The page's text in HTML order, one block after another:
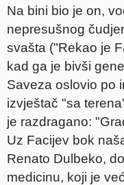
Na bini bio je on,
nepresušnog
svašta ("Rekao je
kad ga je bivši
Saveza oslovio po
izvještač "sa
je razdragano:
Uz Facijev bok
Renato Dulbeko,
medicinu, koji je